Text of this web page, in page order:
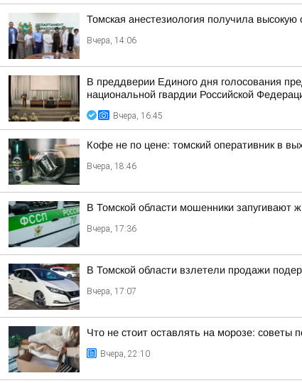
Томская анестезиология получила
Вчера, 14:06
В преддверии Единого дня голосования
национальной гвардии Российской
Вчера, 16:45
Кофе не по цене: томский оперативник в
Вчера, 18:46
В Томской области мошенники запугивают
Вчера, 17:36
В Томской области взлетели продажи
Вчера, 17:07
Что не стоит оставлять на морозе: советы
Вчера, 22:10